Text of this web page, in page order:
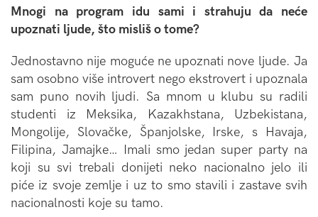
Mnogi na program idu sami i strahuju da neće
upoznati ljude, što misliš o tome?
Jednostavno nije moguće ne upoznati nove ljude. Ja
sam osobno više introvert nego ekstrovert i upoznala
sam puno novih ljudi. Sa mnom u klubu su radili
studenti iz Meksika, Kazakhstana, Uzbekistana,
Mongolije, Slovačke, Španjolske, Irske, s Havaja,
Filipina, Jamajke… Imali smo jedan super party na
koji su svi trebali donijeti neko nacionalno jelo ili
piće iz svoje zemlje i uz to smo stavili i zastave svih
nacionalnosti koje su tamo.